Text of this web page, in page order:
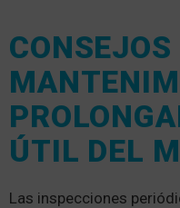
CONSEJOS
ÚTIL DEL
Las inspecciones